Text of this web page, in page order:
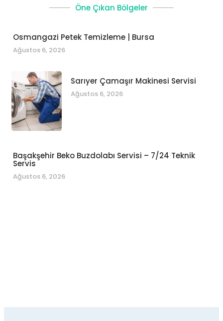
Öne Çıkan Bölgeler
Osmangazi Petek Temizleme | Bursa
Ağustos 6, 2026
Sarıyer Çamaşır Makinesi Servisi
Ağustos 6, 2026
Başakşehir Beko Buzdolabı Servisi – 7/24 Teknik
Servis
Ağustos 6, 2026